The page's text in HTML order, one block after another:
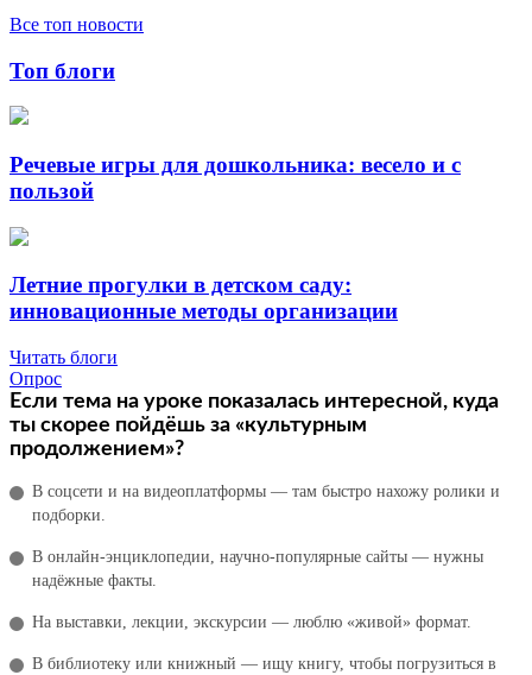
Все топ новости
Топ блоги
Речевые игры для дошкольника: весело и с
пользой
Летние прогулки в детском саду:
инновационные методы организации
Читать блоги
Опрос
Если тема на уроке показалась интересной, куда
ты скорее пойдёшь за «культурным
продолжением»?
В соцсети и на видеоплатформы — там быстро нахожу ролики и
подборки.
В онлайн‑энциклопедии, научно‑популярные сайты — нужны
надёжные факты.
На выставки, лекции, экскурсии — люблю «живой» формат.
В библиотеку или книжный — ищу книгу, чтобы погрузиться в